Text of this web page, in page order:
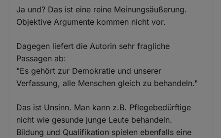
Ja und? Das ist eine reine Meinungsäußerung.
Objektive Argumente kommen nicht vor.
Dagegen liefert die Autorin sehr fragliche
Passagen ab:
"Es gehört zur Demokratie und unserer
Verfassung, alle Menschen gleich zu behandeln."
Das ist Unsinn. Man kann z.B. Pflegebedürftige
nicht wie gesunde junge Leute behandeln.
Bildung und Qualifikation spielen ebenfalls eine